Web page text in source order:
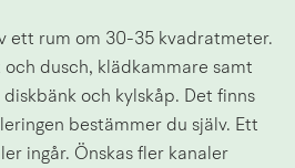
ett rum om 30-35 kvadratmeter.
dusch, klädkammare samt
och kylskåp. Det finns
bestämmer du själv. Ett
ingår. Önskas fler kanaler